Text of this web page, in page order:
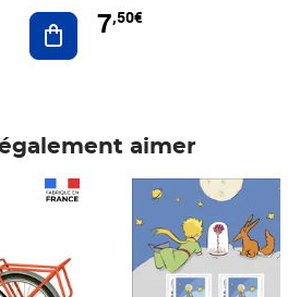
Ajouter au panier
7,50€
aimer
Prix 7,50€